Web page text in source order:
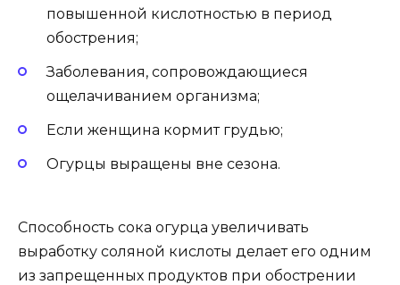
повышенной кислотностью в период
обострения;
Заболевания, сопровождающиеся
ощелачиванием организма;
Если женщина кормит грудью;
Огурцы выращены вне сезона.
Способность сока огурца увеличивать
выработку соляной кислоты делает его одним
из запрещенных продуктов при обострении